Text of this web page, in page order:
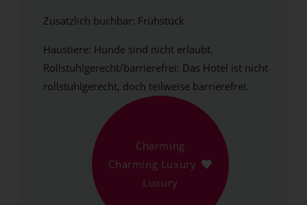
Zusätzlich buchbar: Frühstück
Haustiere: Hunde sind nicht erlaubt.
Rollstuhlgerecht/barrierefrei: Das Hotel ist nicht
rollstuhlgerecht, doch teilweise barrierefrei.
Charming
Charming Luxury
Luxury